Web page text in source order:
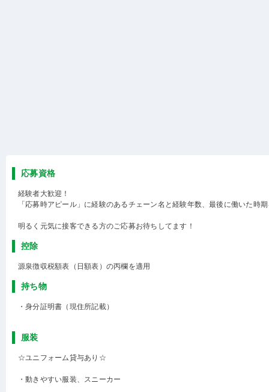
応募資格
経験者大歓迎！
「応募時アピール」に経験のあるチェーン名と経験年数、最後に働いた時
明るく元気に接客できる方のご応募お待ちしてます！
控除
源泉徴収税額表（日額表）の丙欄を適用
持ち物
・身分証明書（現住所記載）
服装
☆ユニフォーム貸与あり☆
・動きやすい服装、スニーカー